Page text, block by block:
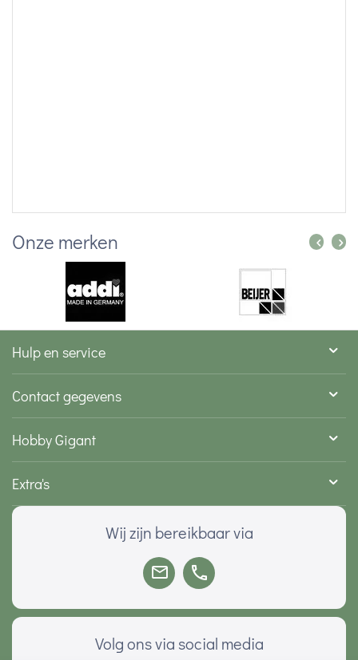
Onze merken
Hulp en service
Contact gegevens
Hobby Gigant
Extra's
Wij zijn bereikbaar via
Volg ons via social media